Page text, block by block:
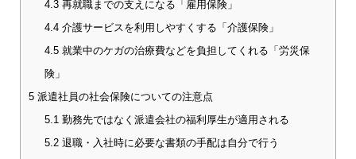
4.3再就職までの支えになる「雇用保険」
4.4介護サービスを利用しやすくする「介護保険」
4.5就業中のケガの治療費などを負担してくれる「労災保
険」
5派遣社員の社会保険についての注意点
5.1 勤務先ではなく派遣会社の福利厚生が適用される
5.2退職・入社時に必要な書類の手配は自分で行う